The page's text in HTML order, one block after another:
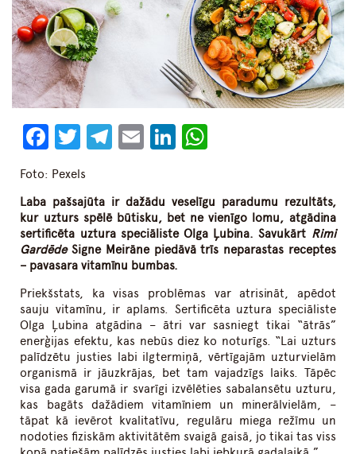
Facebook
Twitter
Telegram
EmailLinkedIn
Foto: Pexels
Laba pašsajūta ir dažādu veselīgu paradumu rezultāts,
kur uzturs spēlē būtisku, bet ne vienīgo lomu, atgādina
sertificēta uztura speciāliste Olga Ļubina. Savukārt Rimi
GardēdeSigne Meirāne piedāvā trīs neparastas receptes
– pavasara vitamīnu bumbas.
Priekšstats, ka visas problēmas var atrisināt, apēdot
sauju vitamīnu, ir aplams. Sertificēta uztura speciāliste
Olga Ļubina atgādina – ātri var sasniegt tikai “ātrās”
enerģijas efektu, kas nebūs diez ko noturīgs. “Lai uzturs
palīdzētu justies labi ilgtermiņā, vērtīgajām uzturvielām
organismā ir jāuzkrājas, bet tam vajadzīgs laiks. Tāpēc
visa gada garumā ir svarīgi izvēlēties sabalansētu uzturu,
kas bagāts dažādiem vitamīniem un minerālvielām, –
tāpat kā ievērot kvalitatīvu, regulāru miega režīmu un
nodoties fiziskām aktivitātēm svaigā gaisā, jo tikai tas viss